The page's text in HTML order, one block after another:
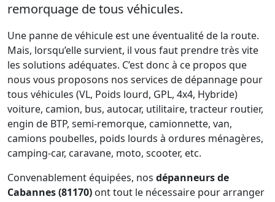
remorquage de tous véhicules.
Une panne de véhicule est une éventualité de la route.
Mais, lorsqu’elle survient, il vous faut prendre très vite
les solutions adéquates. C’est donc à ce propos que
nous vous proposons nos services de dépannage pour
tous véhicules (VL, Poids lourd, GPL, 4x4, Hybride)
voiture, camion, bus, autocar, utilitaire, tracteur routier,
engin de BTP, semi-remorque, camionnette, van,
camions poubelles, poids lourds à ordures ménagères,
camping-car, caravane, moto, scooter, etc.
Convenablement équipées, nos dépanneurs de
Cabannes (81170) ont tout le nécessaire pour arranger